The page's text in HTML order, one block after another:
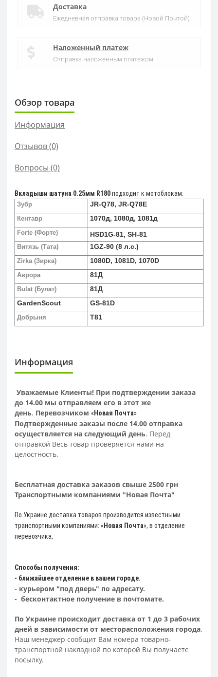
Доставка
Ежедневная отправка товара (Новой Почтой)
Наложенный платеж
Отправка наложенным платежом
Обзор товара
Информация
Отзывов (0)
Вопросы (0)
Вкладыши шатуна 0.25мм R180подходит к мотоблокам:
Зубр JR-Q78, JR-Q78E
Кентавр 1070д, 1080д, 1081д
Forte (Форте) HSD1G-81, SH-81
Витязь (Тата) 1GZ-90 (8 л.с.)
Zirka (Зирка) 1080D, 1081D, 1070D
Аврора 81Д
Bulat (Булат)
81Д
GardenScout
GS-81D
Добрыня T81
Информация
Уважаемые Клиенты! При подтверждении заказа
до 14.00 мы отправляем его в этот же
день. Перевозчиком «Новая Почта»
Подтвержденные заказы после 14.00 отправка
осуществляется на следующий день. Перед
отправкой Весь товар проверяется нами на
целостность.
Бесплатная доставка заказов свыше 2500 грн
Транспортными компаниями "Новая Почта"
По Украине доставка товаров производится известными
транспортными компаниями: «Новая Почта», в отделение
перевозчика,
Способы получения:
- ближайшее отделение в вашем городе.
- курьером "под дверь" по адресату.
- бесконтактное получение в почтомате.
По Украине происходит доставка от 1 до 3 рабочих
дней в зависимости от месторасположения города.
Наш менеджер сообщит Вам номера товарно-
транспортной накладной по которой Вы получаете
посылку.